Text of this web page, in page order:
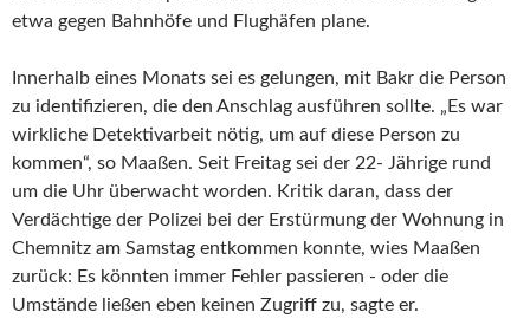
etwa gegen Bahnhöfe und Flughäfen plane.
Innerhalb eines Monats sei es gelungen, mit Bakr die Person
zu identifizieren, die den Anschlag ausführen sollte. „Es war
wirkliche Detektivarbeit nötig, um auf diese Person zu
kommen“, so Maaßen. Seit Freitag sei der 22- Jährige rund
um die Uhr überwacht worden. Kritik daran, dass der
Verdächtige der Polizei bei der Erstürmung der Wohnung in
Chemnitz am Samstag entkommen konnte, wies Maaßen
zurück: Es könnten immer Fehler passieren - oder die
Umstände ließen eben keinen Zugriff zu, sagte er.